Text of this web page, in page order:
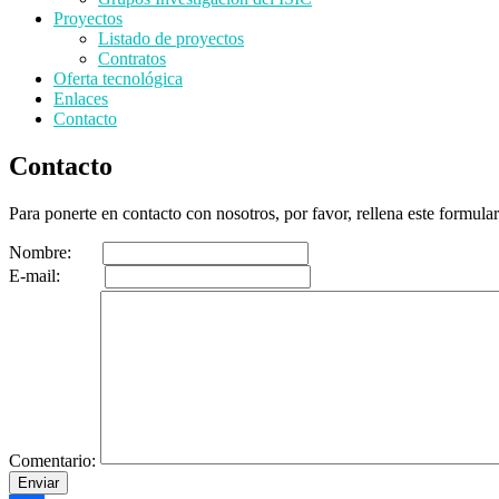
Proyectos
Listado de proyectos
Contratos
Oferta tecnológica
Enlaces
Contacto
Contacto
Para ponerte en contacto con nosotros, por favor, rellena este
Nombre:
E-mail:
Comentario: